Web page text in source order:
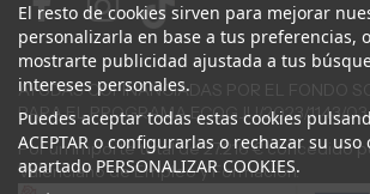
El resto de cookies sirven para mejorar
personalizarla en base a tus preferencias,
mostrarte publicidad ajustada a tus
intereses personales.
Puedes aceptar todas estas cookies
ACEPTAR o configurarlas o rechazar su
apartado PERSONALIZAR COOKIES.
AYUDAS COFINANCIADAS POR EL FONDO
PARA EL PROGRAMA ECOGJU/2023/1143/03
Por un importe total de 27.216 € concedido
Valenciano de Empleo y Formación.